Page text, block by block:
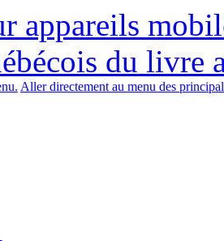
appareils
du livre
Aller directement au menu des